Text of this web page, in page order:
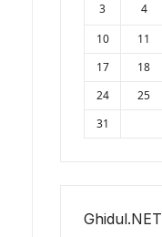
3
4
10
11
17
18
24
25
31
Ghidul.NET